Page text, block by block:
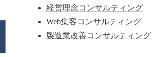
経営理念コンサルティング
Web集客コンサルティング
製造業改善コンサルティング